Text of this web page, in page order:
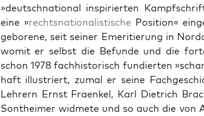
»deutschna­tion­al inspiri­erten
eine »recht­sna­tion­al­is­tis­che Posi­tion«
geborene, seit sein­er Emer­i­tierung in
wom­it er selb­st die Befunde und die
schon 1978 fach­his­torisch fundierten
haft illus­tri­ert, zumal er seine
Lehrern Ernst Fraenkel, Karl Diet­rich
Son­theimer wid­mete und so auch die von